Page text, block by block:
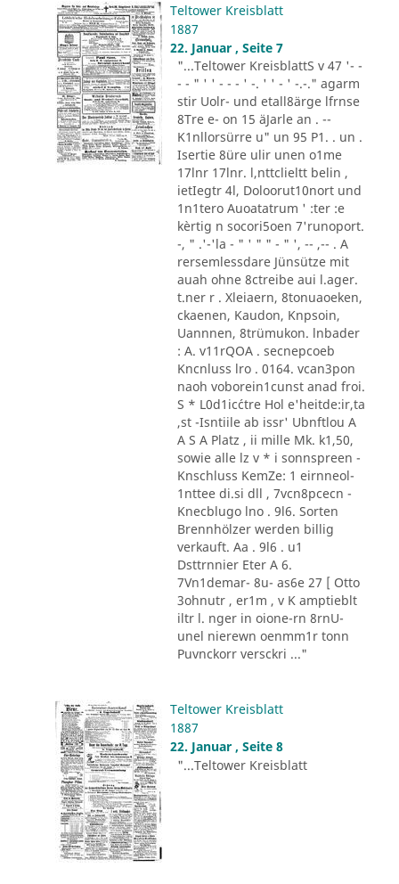
Teltower Kreisblatt
1887
22. Januar , Seite 7
"...Teltower KreisblattS v 47 '- -
- - " ' ' - - - ' -. ' ' - ' -.-." agarm
stir Uolr- und etall8ärge lfrnse
8Tre e- on 15 äJarle an . --
K1nllorsürre u" un 95 P1. . un .
Isertie 8üre ulir unen o1me
17lnr 17lnr. l,nttclieltt belin ,
ietIegtr 4l, Doloorut10nort und
1n1tero Auoatatrum ' :ter :e
kèrtig n socori5oen 7'runoport.
-, " .'-'la - " ' " " - " ', -- ,-- . A
rersemlessdare Jünsütze mit
auah ohne 8ctreibe aui l.ager.
t.ner r . Xleiaern, 8tonuaoeken,
ckaenen, Kaudon, Knpsoin,
Uannnen, 8trümukon. lnbader
: A. v11rQOA . secnepcoeb
Kncnluss lro . 0164. vcan3pon
naoh voborein1cunst anad froi.
S * L0d1ic´ctre Hol e'heitde:ir,ta
,st -Isntiile ab issr' Ubnftlou A
A S A Platz , ii mille Mk. k1,50,
sowie alle lz v * i sonnspreen -
Knschluss KemZe: 1 eirnneol-
1nttee di.si dll , 7vcn8pcecn -
Knecblugo lno . 9l6. Sorten
Brennhölzer werden billig
verkauft. Aa . 9l6 . u1
Dsttrnnier Eter A 6.
7Vn1demar- 8u- as6e 27 [ Otto
3ohnutr , er1m , v K amptieblt
iltr l. nger in oione-rn 8rnU-
unel nierewn oenmm1r tonn
Puvnckorr versckri ..."
Teltower Kreisblatt
1887
22. Januar , Seite 8
"...Teltower Kreisblatt